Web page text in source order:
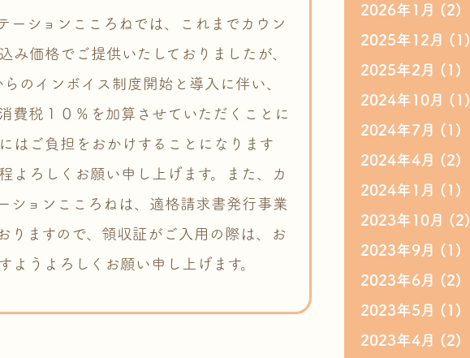
ーションこころねでは、これまでカウン
み価格でご提供いたしておりましたが、
のインボイス制度開始と導入に伴い、
費税１０％を加算させていただくことに
はご負担をおかけすることになります
よろしくお願い申し上げます。また、カ
ションこころねは、適格請求書発行事業
りますので、領収証がご入用の際は、お
ようよろしくお願い申し上げます。
2026年1月 (2)
2025年12月 (1)
2025年2月 (1)
2024年10月 (1)
2024年7月 (1)
2024年4月 (2)
2024年1月 (1)
2023年10月 (2)
2023年9月 (1)
2023年6月 (2)
2023年5月 (1)
2023年4月 (2)